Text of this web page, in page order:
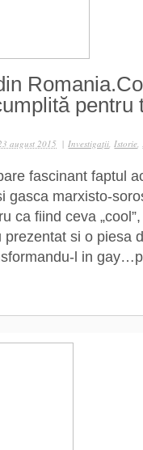
pentru
| Investigaţii,Istorie,
august 2015
fascinant faptul
gasca marxisto-
ca fiind ceva
si o piesa
l in